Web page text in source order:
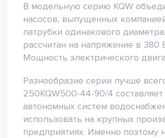
В модельную серию KQW
насосов, выпущенных
патрубки одинакового
рассчитан на напряжение в
Мощность электрического
Разнообразие серии лучше
250KQW500-44-90/4
автономных систем
использовать на крупных
предприятиях. Именно поэтому